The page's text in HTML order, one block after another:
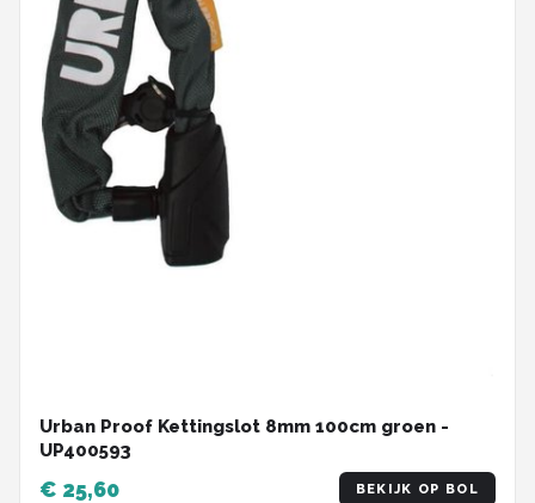
Urban Proof Kettingslot 8mm 100cm groen -
UP400593
€ 25,60 BEKIJK OP BOL